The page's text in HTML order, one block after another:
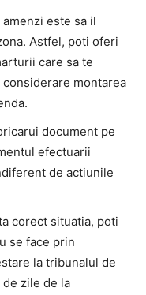
este sa il
Astfel, poti oferi
care sa te
montarea
document pe
efectuarii
de actiunile
corect situatia, poti
se face prin
la tribunalul de
zile de la